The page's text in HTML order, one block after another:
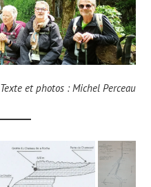
Texte et photos : Michel Perceau